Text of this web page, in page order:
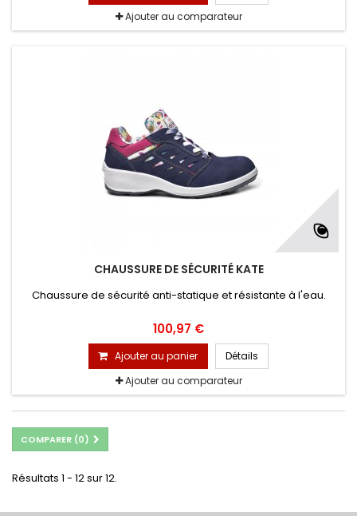
Ajouter au comparateur
CHAUSSURE DE SÉCURITÉ KATE
Chaussure de sécurité anti-statique et résistante à l'eau.
100,97 €
Ajouter au panier
Détails
Ajouter au comparateur
COMPARER (0)
Résultats 1 - 12 sur 12.